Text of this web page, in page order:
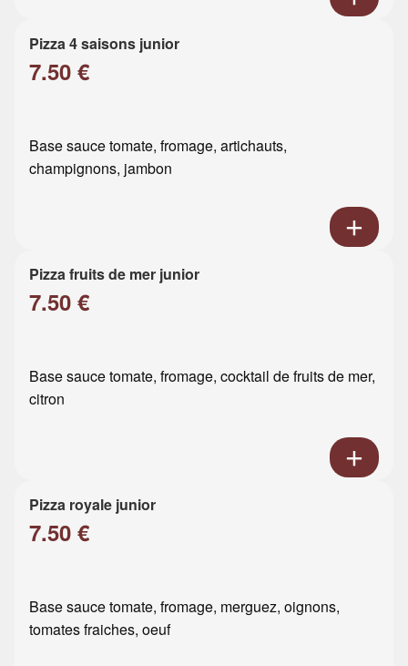
Pizza 4 saisons junior
7.50 €
Base sauce tomate, fromage, artichauts,
champignons, jambon
Pizza fruits de mer junior
7.50 €
Base sauce tomate, fromage, cocktail de fruits de mer,
citron
Pizza royale junior
7.50 €
Base sauce tomate, fromage, merguez, oignons,
tomates fraiches, oeuf